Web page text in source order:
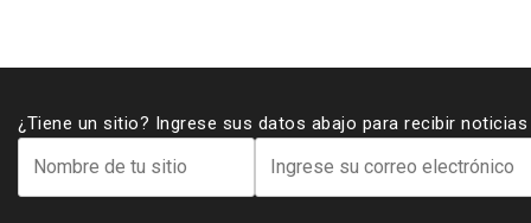
¿Tiene un sitio? Ingrese sus datos abajo para recibir